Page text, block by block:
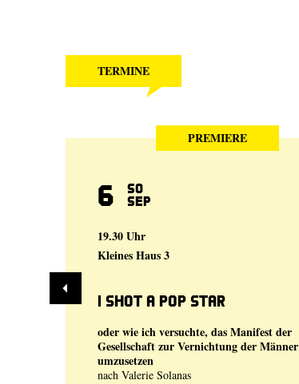
TERMINE
PREMIERE
6 So
Sep
19.30 Uhr
Kleines Haus 3
I shot a Pop Star
oder wie ich versuchte, das Manifest der
Gesellschaft zur Vernichtung der Männer
umzusetzen
nach Valerie Solanas